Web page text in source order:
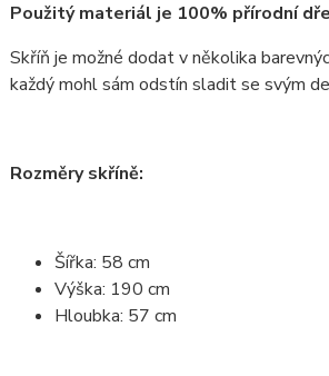
Použitý materiál je 100% přírodní
Skříň je možné dodat v několika
každý mohl sám odstín sladit se svým
Rozměry skříně:
Šířka: 58 cm
Výška: 190 cm
Hloubka: 57 cm